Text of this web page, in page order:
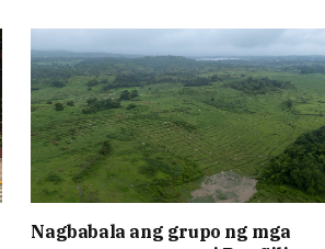
Nagbabala ang grupo ng mga